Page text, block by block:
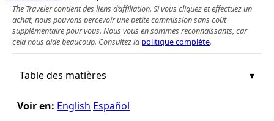
The Traveler contient des liens d’affiliation. Si vous cliquez et effectuez un
achat, nous pouvons percevoir une petite commission sans coût
supplémentaire pour vous. Nous vous en sommes reconnaissants, car
cela nous aide beaucoup. Consultez la politique complète.
Table des matières
Voir en: English Español